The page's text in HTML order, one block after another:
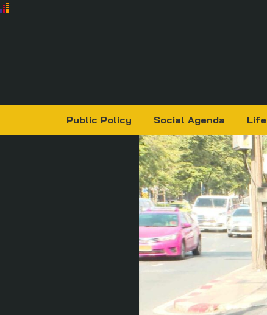
Public Policy Social Agenda